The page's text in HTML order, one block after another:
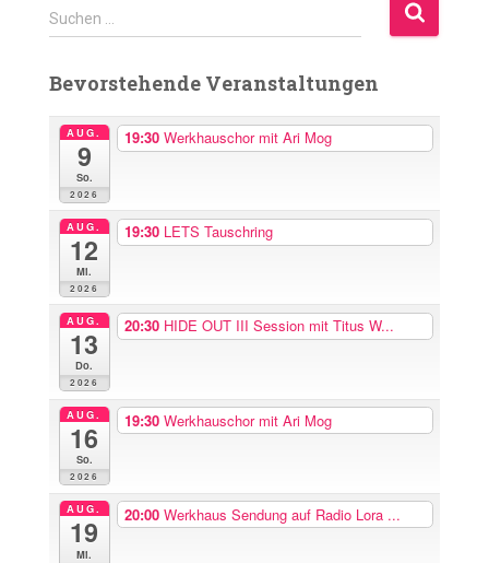
S
u
h
Suchen …
Bevorstehende Veranstaltungen
AUG.
9
So.
2026
19:30 Werkhauschor mit Ari Mog
AUG.
12
Mi.
2026
19:30 LETS Tauschring
AUG.
13
Do.
2026
20:30 HIDE OUT III Session mit Titus W...
AUG.
16
So.
2026
19:30 Werkhauschor mit Ari Mog
AUG.
19
Mi.
20:00 Werkhaus Sendung auf Radio Lora ...